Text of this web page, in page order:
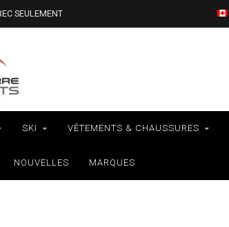
MAGASIN SEULEMENT
SKI VÊTEMENTS & CHAUSSURES
NOUVELLES MARQUES